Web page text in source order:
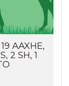
AAXHE,
2 SH, 1